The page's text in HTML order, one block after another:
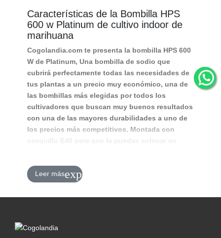
Características de la Bombilla HPS
600 w Platinum de cultivo indoor de
marihuana
Cogolandia.com te presenta la bombilla HPS 600
W de Platinum, Una bombilla de sodio que
cubrirá perfectamente todas las necesidades de
tus plantas a un precio muy económico, una de
las bombillas más elegidas por todos los
cultivadores que buscan muy buenos resultados
con una de las mayores durabilidades a uno de
los precios más competitivos. Montada con
Iluminación Mixta para las fases de
crecimiento y floración
de nuestras plantas.
Leer másexpand_more